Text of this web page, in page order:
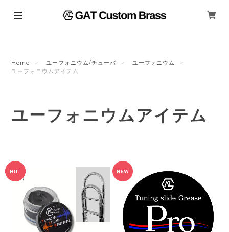
Home ユーフォニウム/チューバ
ユーフォニウム
ユーフォニウムアイテム
ユーフォニウムアイテム